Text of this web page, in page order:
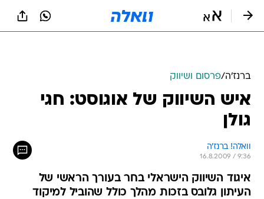
ברנז'ה/פרסום ושיווק
איש השיווק של אוגוסט: חגי
גולן
וואלה! ברנז'ה
16.8.2009 / 9:36
איגוד השיווק הישראלי בחר בעורך הראשי של
העיתון גלובס בזכות מהלך כולל שהוביל למיקוד